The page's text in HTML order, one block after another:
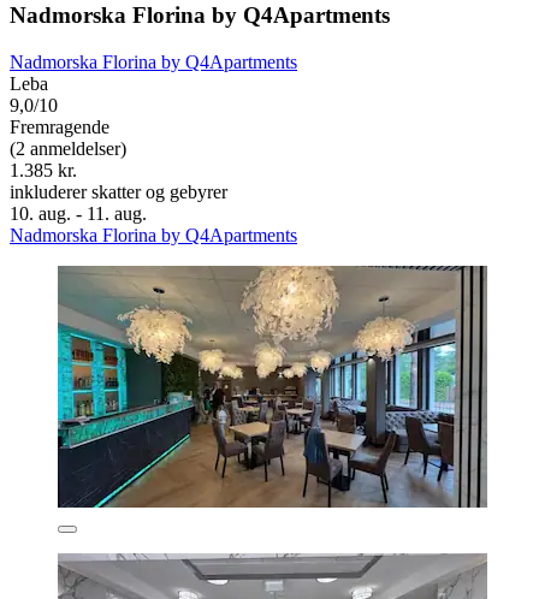
Nadmorska Florina by Q4Apartments
Nadmorska Florina by Q4Apartments
Leba
9,0/10
Fremragende
(2 anmeldelser)
1.385 kr.
inkluderer skatter og gebyrer
10. aug. - 11. aug.
Nadmorska Florina by Q4Apartments